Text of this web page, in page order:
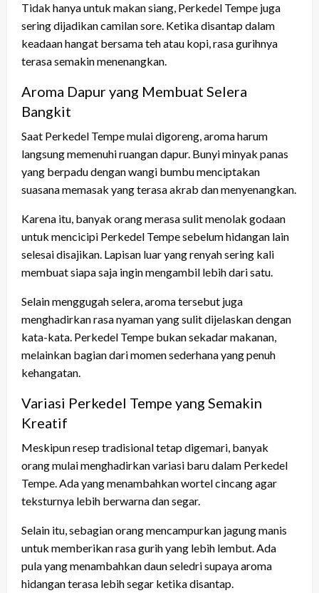
Tidak hanya untuk makan siang, Perkedel Tempe juga
sering dijadikan camilan sore. Ketika disantap dalam
keadaan hangat bersama teh atau kopi, rasa gurihnya
terasa semakin menenangkan.
Aroma Dapur yang Membuat Selera
Bangkit
Saat Perkedel Tempe mulai digoreng, aroma harum
langsung memenuhi ruangan dapur. Bunyi minyak panas
yang berpadu dengan wangi bumbu menciptakan
suasana memasak yang terasa akrab dan menyenangkan.
Karena itu, banyak orang merasa sulit menolak godaan
untuk mencicipi Perkedel Tempe sebelum hidangan lain
selesai disajikan. Lapisan luar yang renyah sering kali
membuat siapa saja ingin mengambil lebih dari satu.
Selain menggugah selera, aroma tersebut juga
menghadirkan rasa nyaman yang sulit dijelaskan dengan
kata-kata. Perkedel Tempe bukan sekadar makanan,
melainkan bagian dari momen sederhana yang penuh
kehangatan.
Variasi Perkedel Tempe yang Semakin
Kreatif
Meskipun resep tradisional tetap digemari, banyak
orang mulai menghadirkan variasi baru dalam Perkedel
Tempe. Ada yang menambahkan wortel cincang agar
teksturnya lebih berwarna dan segar.
Selain itu, sebagian orang mencampurkan jagung manis
untuk memberikan rasa gurih yang lebih lembut. Ada
pula yang menambahkan daun seledri supaya aroma
hidangan terasa lebih segar ketika disantap.